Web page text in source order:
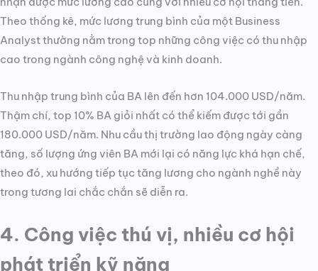
Theo thống kê, mức lương trung bình của một Business
Analyst thường nằm trong top những công việc có thu nhập
cao trong ngành công nghệ và kinh doanh.
Thu nhập trung bình của BA lên đến hơn 104.000 USD/năm.
Thậm chí, top 10% BA giỏi nhất có thể kiếm được tới gần
180.000 USD/năm. Nhu cầu thị trường lao động ngày càng
tăng, số lượng ứng viên BA mới lại có năng lực khá hạn chế,
theo đó, xu hướng tiếp tục tăng lương cho ngành nghề này
trong tương lai chắc chắn sẽ diễn ra.
4. Công việc thú vị, nhiều cơ hội
phát triển kỹ năng